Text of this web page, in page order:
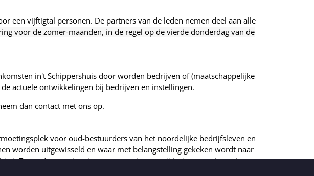
een vijftigtal personen. De partners van de leden nemen deel aan alle
voor de zomer-maanden, in de regel op de vierde donderdag van de
in't Schippershuis door worden bedrijven of (maatschappelijke
actuele ontwikkelingen bij bedrijven en instellingen.
dan contact met ons op.
voor oud-bestuurders van het noordelijke bedrijfsleven en
worden uitgewisseld en waar met belangstelling gekeken wordt naar
Ter ondersteuning daarvan organiseren wij lezingen en bezoeken.